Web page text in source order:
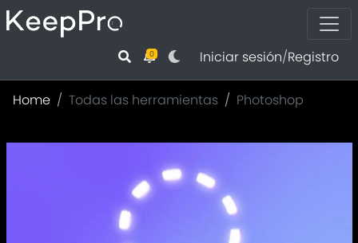
0 Iniciar sesión/Registro
Home Todas las herramientas Photoshop